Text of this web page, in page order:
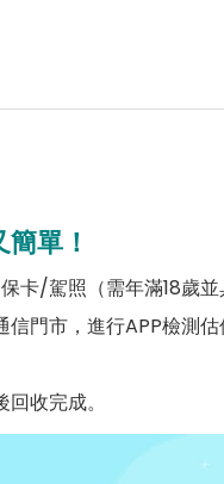
單！
卡/駕照（需年滿18歲並
門市，進行APP檢測估
收完成。